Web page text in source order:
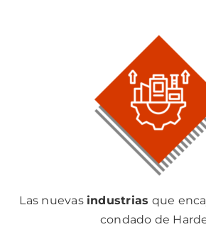
Las nuevas industrias que
condado de